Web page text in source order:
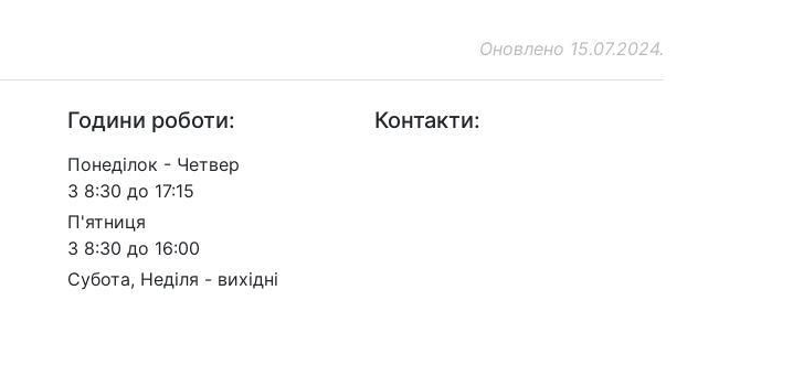
Оновлено 15.07.2024.
Години роботи:
Понеділок - Четвер
З 8:30 до 17:15
П'ятниця
З 8:30 до 16:00
Субота, Неділя - вихідні
Контакти: